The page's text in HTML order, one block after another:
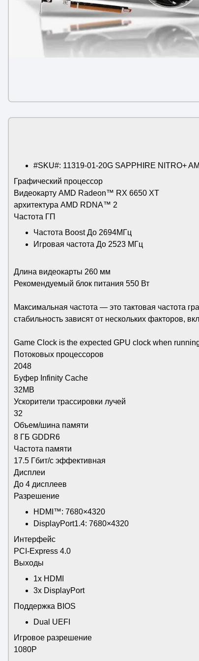
#SKU#: 11319-01-20G SAPPHIRE NITRO+
Графический процессор
Видеокарту AMD Radeon™ RX 6650 XT
архитектура AMD RDNA™ 2
Частота ГП
Частота Boost До 2694МГц
Игровая частота До 2523 МГц
Длина видеокарты 260 мм
Рекомендуемый блок питания 550 Вт
Максимальная частота — это тактовая частота
стабильность зависят от нескольких факторов,
Game Clock is the expected GPU clock when
Потоковых процессоров
2048
Буфер Infinity Cache
32MB
Ускорители трассировки лучей
32
Объем/шина памяти
8 ГБ GDDR6
Частота памяти
17.5 Гбит/с эффективная
Дисплеи
До 4 дисплеев
Разрешение
HDMI™: 7680×4320
DisplayPort1.4: 7680×4320
Интерфейс
PCI-Express 4.0
Выходы
1x HDMI
3x DisplayPort
Поддержка BIOS
Dual UEFI
Игровое разрешение
1080P